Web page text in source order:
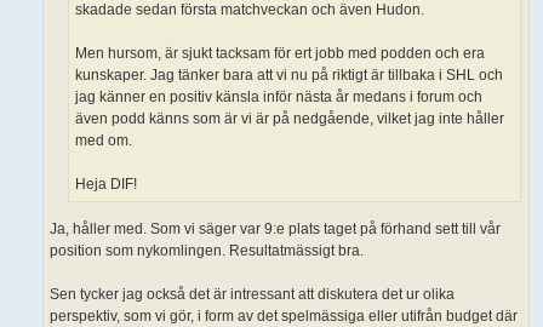
skadade sedan första matchveckan och även Hudon.
Men hursom, är sjukt tacksam för ert jobb med podden och era
kunskaper. Jag tänker bara att vi nu på riktigt är tillbaka i SHL och
jag känner en positiv känsla inför nästa år medans i forum och
även podd känns som är vi är på nedgående, vilket jag inte håller
med om.
Heja DIF!
Ja, håller med. Som vi säger var 9:e plats taget på förhand sett till vår
position som nykomlingen. Resultatmässigt bra.
Sen tycker jag också det är intressant att diskutera det ur olika
perspektiv, som vi gör, i form av det spelmässiga eller utifrån budget där